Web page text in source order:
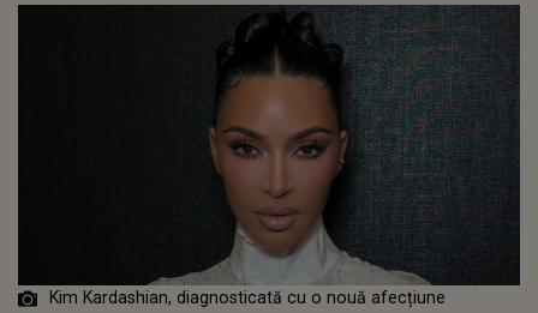
Kim Kardashian, diagnosticată cu o nouă afecțiune